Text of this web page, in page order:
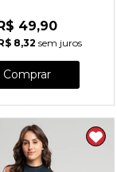
49,90
8,32 sem juros
Comprar